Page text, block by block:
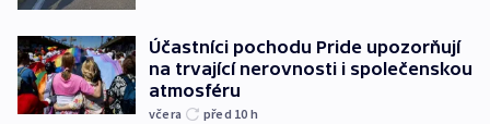
Účastníci pochodu Pride upozorňují
na trvající nerovnosti i společenskou
atmosféru
včera před 10 h